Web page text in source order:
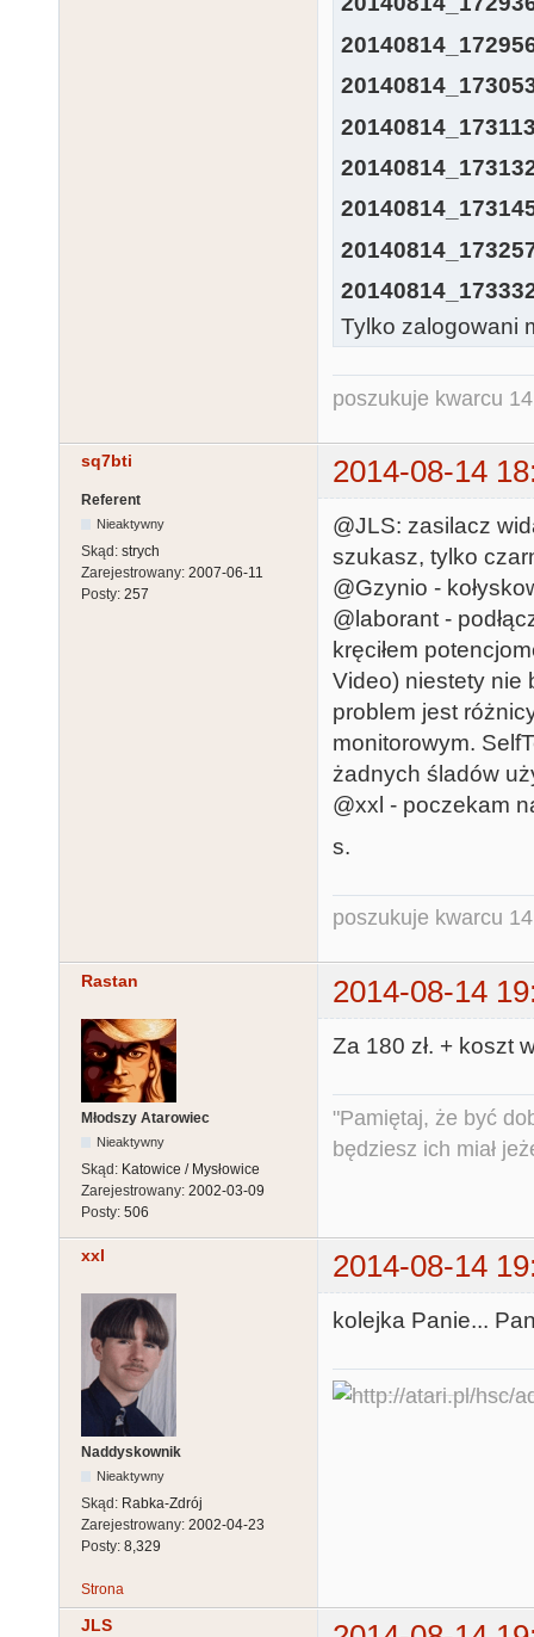
Tylko zalogowani
poszukuje kwarcu
sq7bti 2014-08-14
Referent
Nieaktywny
Skąd: strych
Zarejestrowany: 2007-06-11
Posty: 257
@JLS: zasilacz
szukasz, tylko
@Gzynio -
@laborant -
kręciłem
Video) niestety nie
problem jest
monitorowym.
żadnych śladów
@xxl - poczekam
s.
poszukuje kwarcu
Rastan 2014-08-14
Młodszy Atarowiec
Nieaktywny
Skąd: Katowice / Mysłowice
Zarejestrowany: 2002-03-09
Posty: 506
Za 180 zł. + koszt
"Pamiętaj, że być
będziesz ich miał
xxl 2014-08-14
Naddyskownik
Nieaktywny
Skąd: Rabka-Zdrój
Zarejestrowany: 2002-04-23
Posty: 8,329
kolejka Panie...
Strona
JLS